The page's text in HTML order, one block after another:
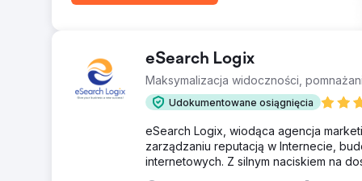
eSearch Logix
Maksymalizacja widoczności,
Udokumentowane osiągnięcia
eSearch Logix, wiodąca agencja
zarządzaniu reputacją w Internecie,
internetowych. Z silnym naciskiem na